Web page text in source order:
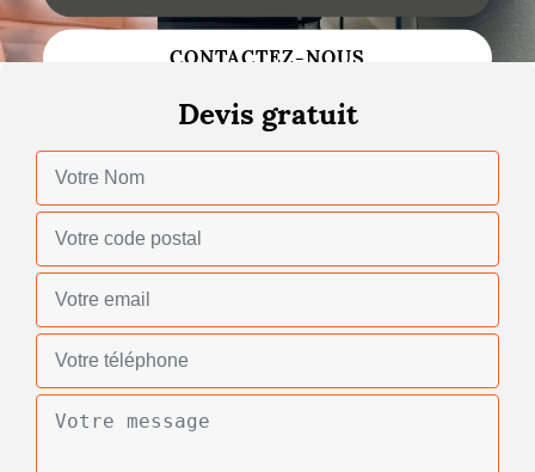
Changement de toiture
Gouttières
Réparation de toiture
CONTACTEZ-NOUS
Devis gratuit